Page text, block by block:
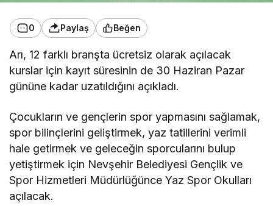
0 Paylaş Beğen
Arı, 12 farklı branşta ücretsiz olarak açılacak
kurslar için kayıt süresinin de 30 Haziran Pazar
gününe kadar uzatıldığını açıkladı.
Çocukların ve gençlerin spor yapmasını sağlamak,
spor bilinçlerini geliştirmek, yaz tatillerini verimli
hale getirmek ve geleceğin sporcularını bulup
yetiştirmek için Nevşehir Belediyesi Gençlik ve
Spor Hizmetleri Müdürlüğünce Yaz Spor Okulları
açılacak.